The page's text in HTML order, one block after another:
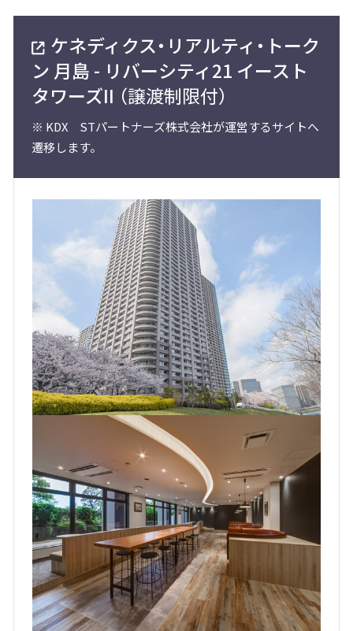
ケネディクス・リアルティ・トーク
ン 月島 - リバーシティ21 イースト
タワーズII （譲渡制限付）
※ KDX STパートナーズ株式会社が運営するサイトへ
遷移します。